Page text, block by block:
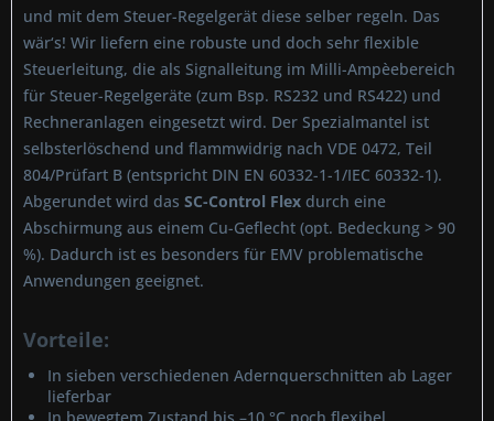
und mit dem Steuer-Regelgerät diese selber regeln. Das
wär‘s! Wir liefern eine robuste und doch sehr flexible
Steuerleitung, die als Signalleitung im Milli-Ampèebereich
für Steuer-Regelgeräte (zum Bsp. RS232 und RS422) und
Rechneranlagen eingesetzt wird. Der Spezialmantel ist
selbsterlöschend und flammwidrig nach VDE 0472, Teil
804/Prüfart B (entspricht DIN EN 60332-1-1/IEC 60332-1).
Abgerundet wird das SC-Control Flex durch eine
Abschirmung aus einem Cu-Geflecht (opt. Bedeckung > 90
%). Dadurch ist es besonders für EMV problematische
Anwendungen geeignet.
Vorteile:
In sieben verschiedenen Adernquerschnitten ab Lager
lieferbar